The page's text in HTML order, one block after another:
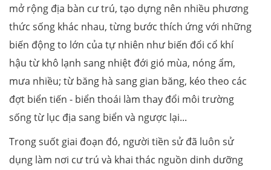
mở rộng địa bàn cư trú, tạo dựng nên nhiều phương
thức sống khác nhau, từng bước thích ứng với những
biến động to lớn của tự nhiên như biến đổi cổ khí
hậu từ khô lạnh sang nhiệt đới gió mùa, nóng ẩm,
mưa nhiều; từ băng hà sang gian băng, kéo theo các
đợt biển tiến - biển thoái làm thay đổi môi trường
sống từ lục địa sang biển và ngược lại...
Trong suốt giai đoạn đó, người tiền sử đã luôn sử
dụng làm nơi cư trú và khai thác nguồn dinh dưỡng